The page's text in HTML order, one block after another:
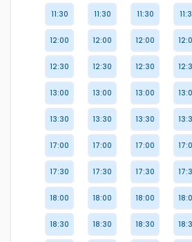
11:30
12:00
12:30
13:00
13:30
17:00
17:30
18:00
18:30
11:30
12:00
12:30
13:00
13:30
17:00
17:30
18:00
18:30
11:30
12:00
12:30
13:00
13:30
17:00
17:30
18:00
18:30